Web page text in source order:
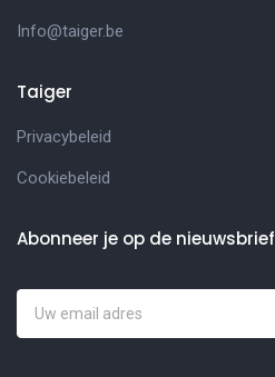
Info@taiger.be
Taiger
Privacybeleid
Cookiebeleid
Abonneer je op de nieuwsbrief